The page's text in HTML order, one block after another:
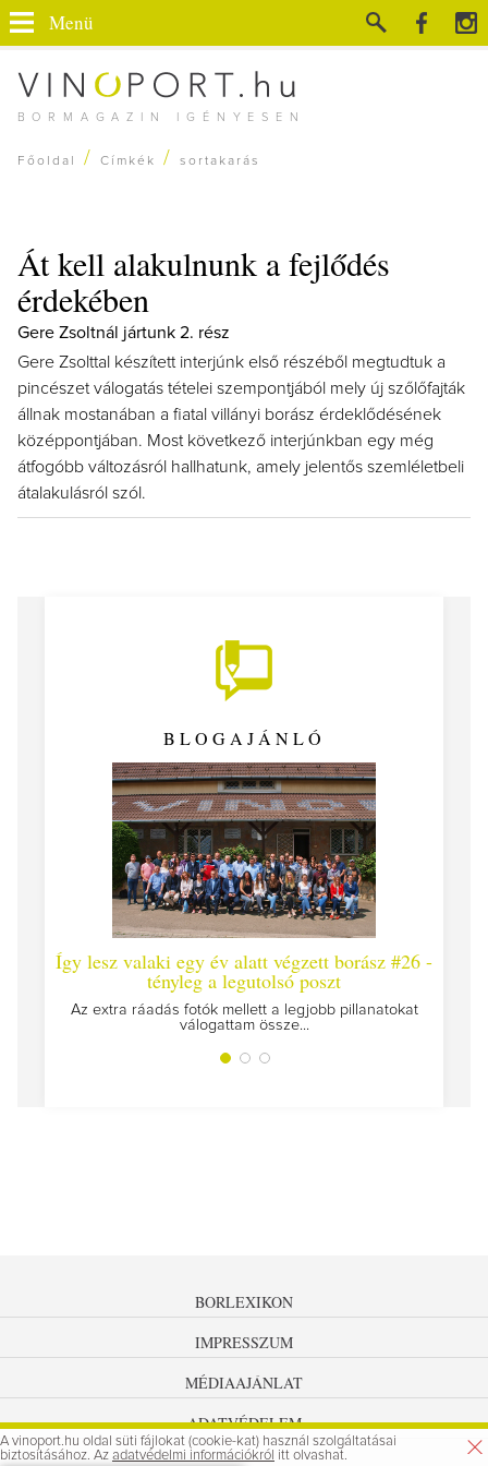
BORMAGAZIN IGÉNYESEN
Menü
Főoldal / Címkék / sortakarás
Át kell alakulnunk a fejlődés
érdekében
Gere Zsoltnál jártunk 2. rész
Gere Zsolttal készített interjúnk első részéből megtudtuk a
pincészet válogatás tételei szempontjából mely új szőlőfajták
állnak mostanában a fiatal villányi borász érdeklődésének
középpontjában. Most következő interjúnkban egy még
átfogóbb változásról hallhatunk, amely jelentős szemléletbeli
átalakulásról szól.
BLOGAJÁNLÓ
Így lesz valaki egy év alatt végzett borász #26 -
tényleg a legutolsó poszt
Az extra ráadás fotók mellett a legjobb pillanatokat
válogattam össze...
BORLEXIKON
IMPRESSZUM
MÉDIAAJÁNLAT
ADATVÉDELEM
A vinoport.hu oldal süti fájlokat (cookie-kat) használ szolgáltatásai
biztosításához. Az adatvédelmi információkról itt olvashat.